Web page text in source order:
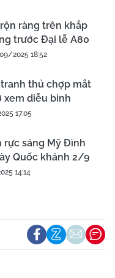
ràng trên khắp
trước Đại lễ A80
2025 18:52
thủ chợp mắt
xem diễu binh
17:05
rực sáng Mỹ Đình
Quốc khánh 2/9
14:14